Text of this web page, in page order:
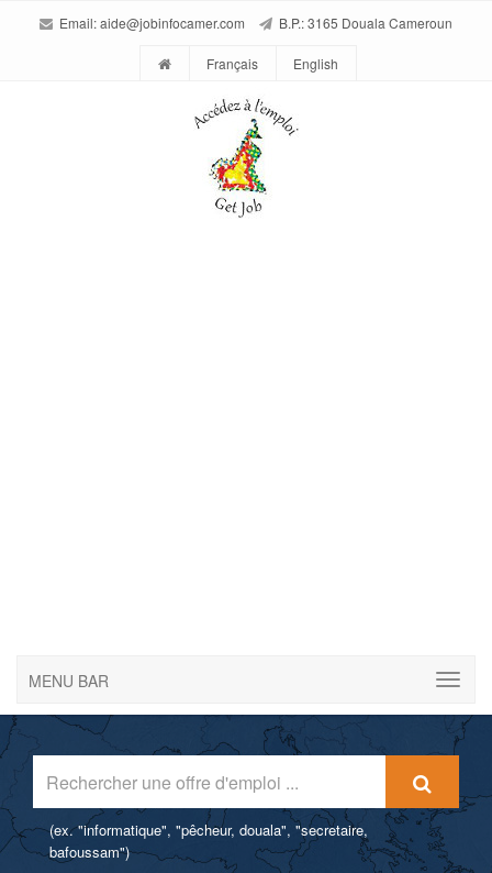
Email:aide@jobinfocamer.com B.P.: 3165 Douala Cameroun
Français English
MENU BAR
(ex. "informatique", "pêcheur, douala", "secretaire,
bafoussam")